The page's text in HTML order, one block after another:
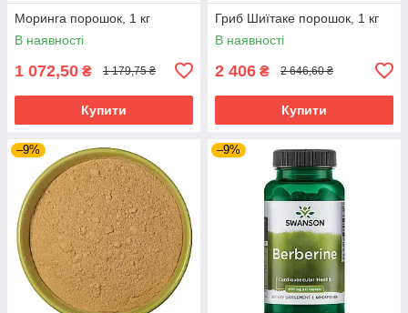
Моринга порошок, 1 кг
В наявності
1 072,50 ₴ 1 179,75 ₴
Купити
Гриб Шиїтаке порошок, 1 кг
В наявності
2 406 ₴ 2 646,60 ₴
Купити
–9% –9%